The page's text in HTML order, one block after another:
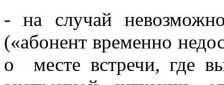
- на случай
(«абонент временно
о месте встречи, где